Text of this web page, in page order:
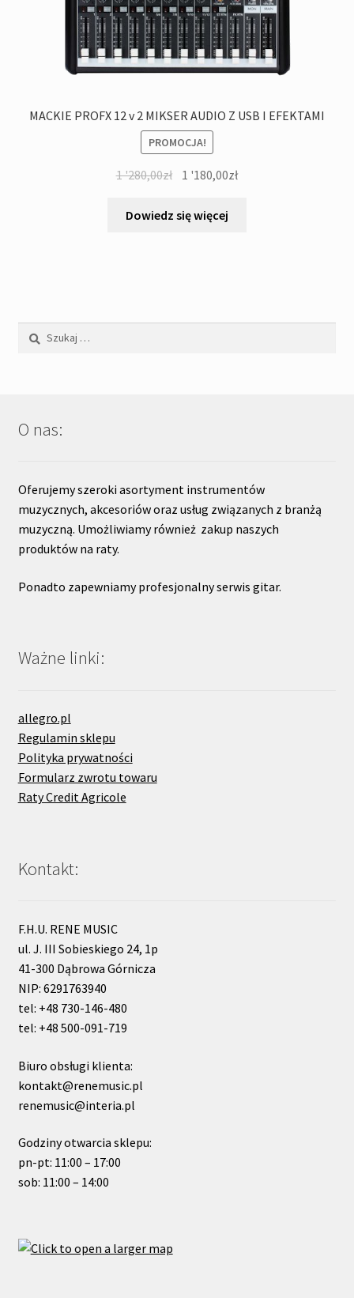
MACKIE PROFX 12 v 2 MIKSER AUDIO Z USB I EFEKTAMI
PROMOCJA!
1 '280,00zł Pierwotna
wynosiła:
1 '180,00złAktualna
Dowiedz się więcej
Szukaj:
O nas:
Oferujemy szeroki asortyment instrumentów
muzycznych, akcesoriów oraz usług związanych z branżą
muzyczną. Umożliwiamy również zakup naszych
produktów na raty.
Ponadto zapewniamy profesjonalny serwis gitar.
Ważne linki:
allegro.pl
Regulamin sklepu
Polityka prywatności
Formularz zwrotu towaru
Raty Credit Agricole
Kontakt:
F.H.U. RENE MUSIC
ul. J. III Sobieskiego 24, 1p
41-300 Dąbrowa Górnicza
NIP: 6291763940
tel: +48 730-146-480
tel: +48 500-091-719
Biuro obsługi klienta:
kontakt@renemusic.pl
renemusic@interia.pl
Godziny otwarcia sklepu:
pn-pt: 11:00 – 17:00
sob: 11:00 – 14:00